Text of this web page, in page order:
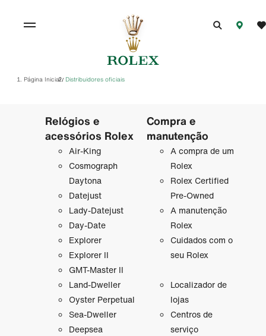
Página Inicial/ Distribuidores oficiais
Relógios e
acessórios Rolex
Air-King
Cosmograph
Daytona
Datejust
Lady-Datejust
Day-Date
Explorer
Explorer II
GMT-Master II
Land-Dweller
Oyster Perpetual
Sea-Dweller
Deepsea
Compra e
manutenção
A compra de um
Rolex
Rolex Certified
Pre-Owned
A manutenção
Rolex
Cuidados com o
seu Rolex
Localizador de
lojas
Centros de
serviço